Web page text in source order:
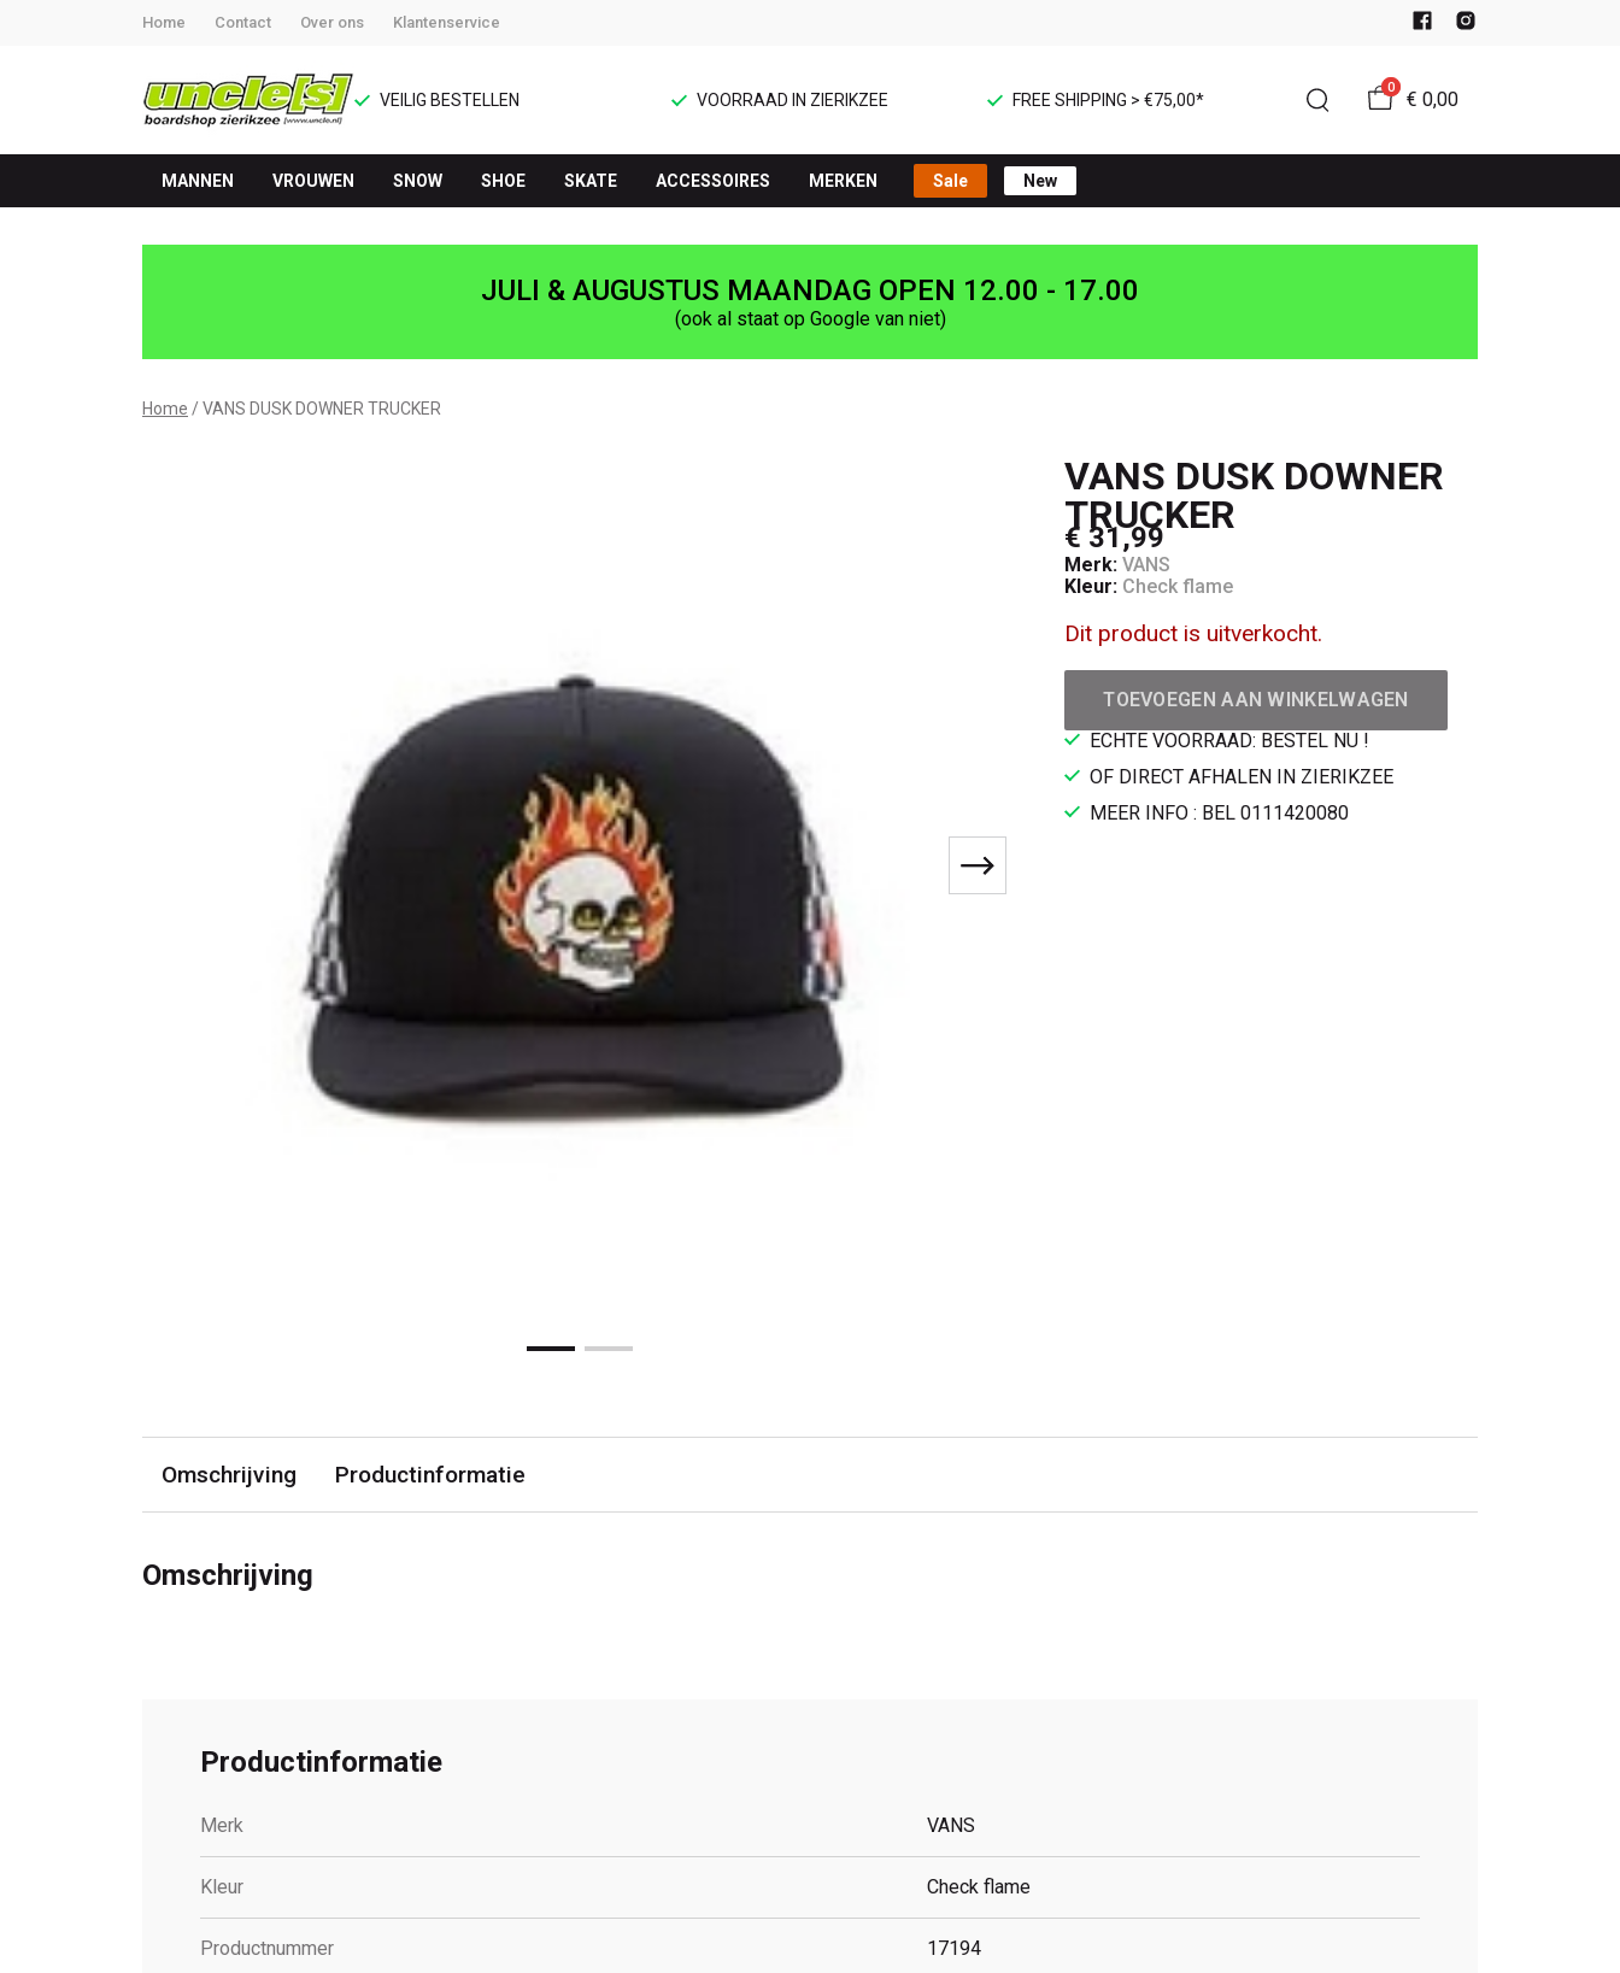
Home Contact Over ons Klantenservice
VEILIG BESTELLEN VOORRAAD IN ZIERIKZEE FREE SHIPPING > €75,00*
0
€ 0,00
MANNEN VROUWEN SNOW SHOE SKATE ACCESSOIRES MERKEN Sale New
VANS
DOWNER
TRUCKER
JULI & AUGUSTUS MAANDAG OPEN 12.00 - 17.00
(ook al staat op Google van niet)
Home VANS DUSK DOWNER TRUCKER
VANS DUSK DOWNER
TRUCKER
€ 31,99
Merk: VANS
Kleur: Check flame
Dit product is uitverkocht.
TOEVOEGEN AAN WINKELWAGEN
ECHTE VOORRAAD: BESTEL NU !
OF DIRECT AFHALEN IN ZIERIKZEE
MEER INFO : BEL 0111420080
Omschrijving Productinformatie
Omschrijving
Productinformatie
Merk VANS
Kleur Check flame
Productnummer 17194